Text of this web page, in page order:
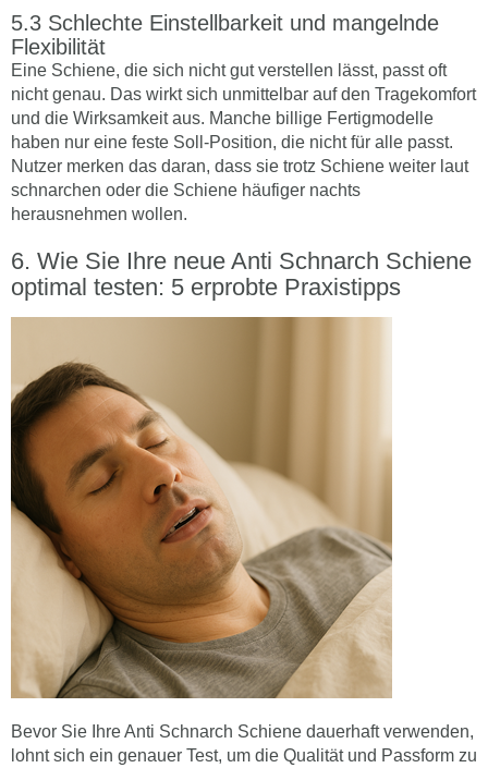
Schlechte Einstellbarkeit und mangelnde
Flexibilität
Eine Schiene, die sich nicht gut verstellen lässt, passt oft
nicht genau. Das wirkt sich unmittelbar auf den Tragekomfort
und die Wirksamkeit aus. Manche billige Fertigmodelle
haben nur eine feste Soll-Position, die nicht für alle passt.
Nutzer merken das daran, dass sie trotz Schiene weiter laut
schnarchen oder die Schiene häufiger nachts
herausnehmen wollen.
Wie Sie Ihre neue Anti Schnarch Schiene
optimal testen: 5 erprobte Praxistipps
Bevor Sie Ihre Anti Schnarch Schiene dauerhaft verwenden,
lohnt sich ein genauer Test, um die Qualität und Passform zu